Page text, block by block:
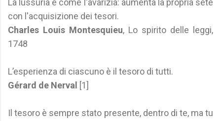
La lussuria è come l'avarizia: aumenta la propria sete
con l'acquisizione dei tesori.
Charles Louis Montesquieu, Lo spirito delle leggi,
1748
L’esperienza di ciascuno è il tesoro di tutti.
Gérard de Nerval
[1]
Il tesoro è sempre stato presente, dentro di te, ma tu